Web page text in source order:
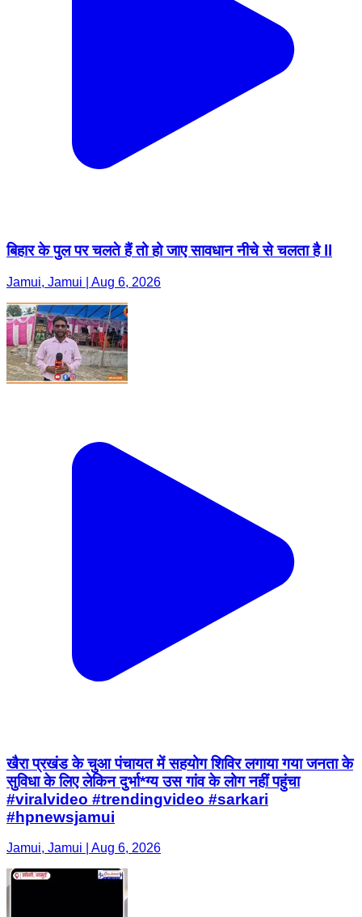
बिहार के पुल पर चलते हैं तो हो जाए सावधान नीचे से चलता है ll
Jamui, Jamui | Aug 6, 2026
खैरा प्रखंड के चुआ पंचायत में सहयोग शिविर लगाया गया जनता के
सुविधा के लिए लेकिन दुर्भा*ग्य उस गांव के लोग नहीं पहुंचा
#viralvideo #trendingvideo #sarkari
#hpnewsjamui
Jamui, Jamui | Aug 6, 2026